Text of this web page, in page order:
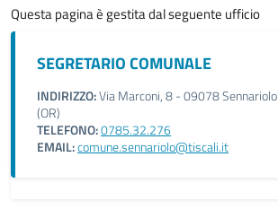
Questa pagina è gestita dal seguente ufficio
SEGRETARIO COMUNALE
INDIRIZZO:Via Marconi, 8 - 09078 Sennariolo
(OR)
TELEFONO:0785.32.276
EMAIL:comune.sennariolo@tiscali.it